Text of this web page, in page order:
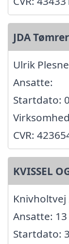
JDA
Ulrik
Ansatte:
Startdato:
CVR:
KVISSEL
Knivholtvej
Ansatte: 13
Startdato: